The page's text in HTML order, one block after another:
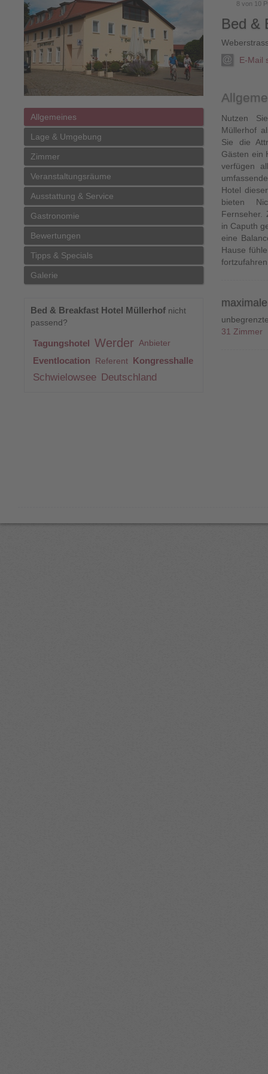
Allgemeines
Lage & Umgebung
Zimmer
Veranstaltungsräume
Ausstattung & Service
Gastronomie
Bewertungen
Tipps & Specials
Galerie
Bed & Breakfast Hotel Müllerhof nicht
passend?
Tagungshotel Werder Anbieter
Eventlocation Referent Kongresshalle
Schwielowsee Deutschland
8 von 10
Bed &
E-Mail
Nutzen
Müllerhof
Sie die
Gästen ein
verfügen
Hotel
bieten
Fernseher.
in Caputh
eine
Hause
31 Zimmer
Breakfast